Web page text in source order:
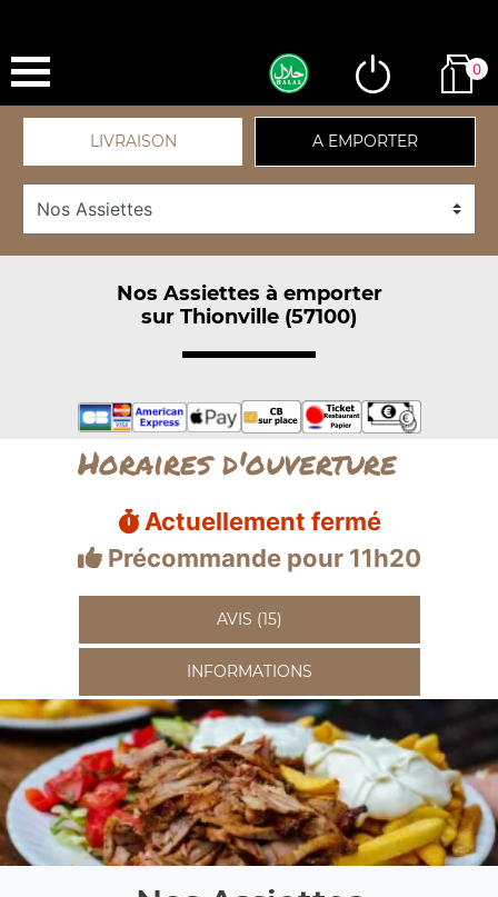
0
LIVRAISON A EMPORTER
Nos Assiettes à emporter
sur Thionville (57100)
Horaires d'ouverture
Actuellement fermé
Précommande pour 11h20
AVIS (15)
INFORMATIONS